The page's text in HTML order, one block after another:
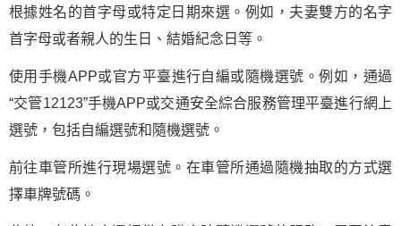
根據姓名的首字母或特定日期來選。例如，夫妻雙方的名字
首字母或者親人的生日、結婚紀念日等。
使用手機APP或官方平臺進行自編或隨機選號。例如，通過
“交管12123”手機APP或交通安全綜合服務管理平臺進行網上
選號，包括自編選號和隨機選號。
前往車管所進行現場選號。在車管所通過隨機抽取的方式選
擇車牌號碼。